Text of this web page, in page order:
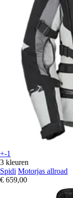
+-1
3 kleuren
Spidi Motorjas allroad
€ 659,00